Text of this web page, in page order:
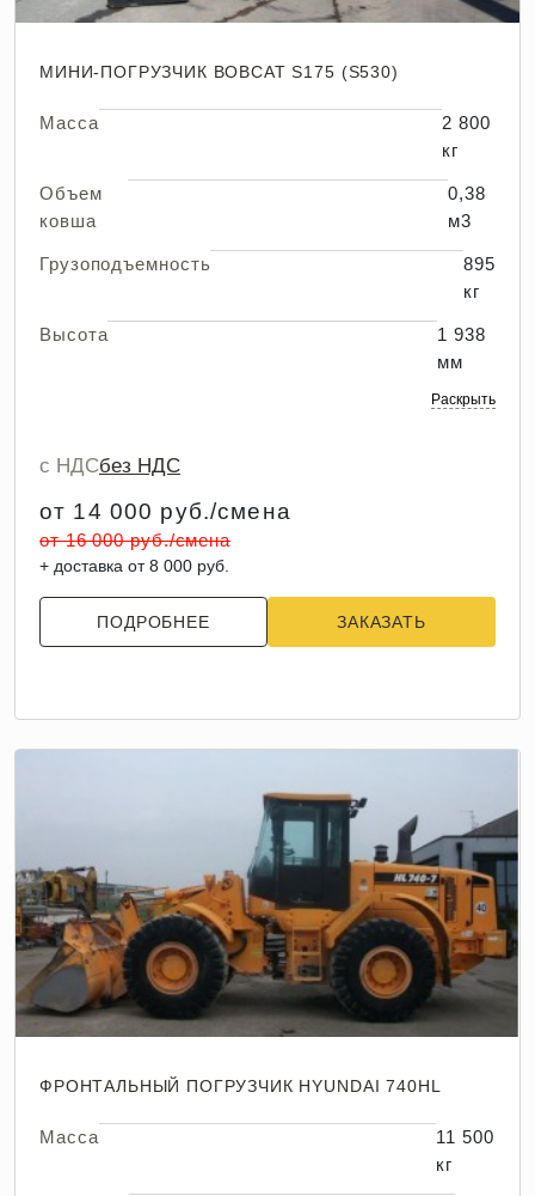
МИНИ-ПОГРУЗЧИК BOBCAT S175 (S530)
Масса
2 800
кг
Объем
ковша
0,38
м3
Грузоподъемность
895
кг
Высота
1 938
мм
Раскрыть
с НДСбез НДС
от 14 000 руб./смена
от 16 000 руб./смена
+ доставка от 8 000 руб.
ПОДРОБНЕЕ ЗАКАЗАТЬ
ФРОНТАЛЬНЫЙ ПОГРУЗЧИК HYUNDAI 740HL
Масса
11 500
кг